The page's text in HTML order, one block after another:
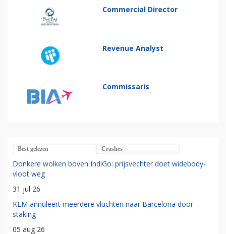
Commercial Director
Revenue Analyst
Commissaris
Best gelezen Crashes
Donkere wolken boven IndiGo: prijsvechter doet widebody-
vloot weg
31 jul 26
KLM annuleert meerdere vluchten naar Barcelona door
staking
05 aug 26